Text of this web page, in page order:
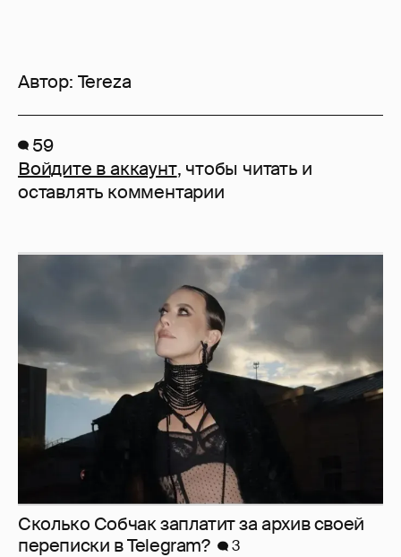
Автор: Tereza
59
Войдите в аккаунт, чтобы читать и
оставлять комментарии
Сколько Собчак заплатит за архив своей
перeписки в Telegram?
3